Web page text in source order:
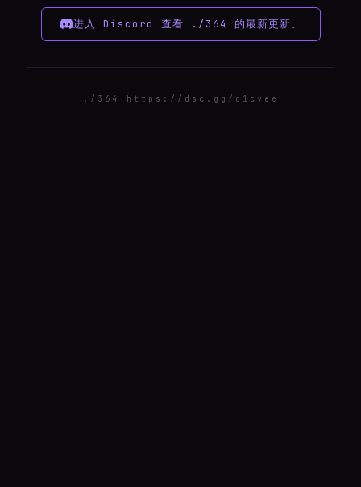
进入 Discord 查看 ./364 的最新更新。
./364 https://dsc.gg/q1cyee